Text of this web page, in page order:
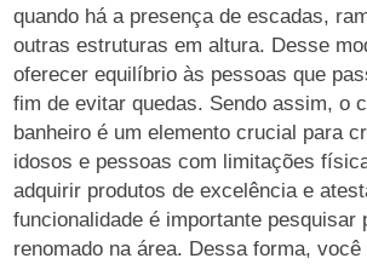
quando há a presença de escadas,
outras estruturas em altura. Desse
oferecer equilíbrio às pessoas que
fim de evitar quedas. Sendo assim, o
banheiro é um elemento crucial para
idosos e pessoas com limitações
adquirir produtos de excelência e
funcionalidade é importante pesquisar
renomado na área. Dessa forma,